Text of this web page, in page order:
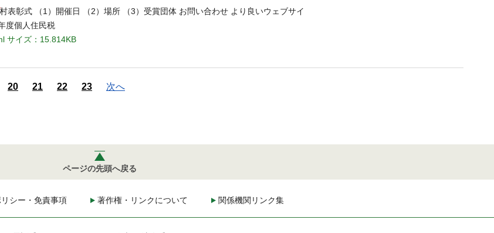
村表彰式 （1）開催日 （2）場所 （3）受賞団体 お問い合わせ より良いウェブサイ
度個人住民税
サイズ：15.814KB
20 21 22 23 次へ
ページの先頭へ戻る
シー・免責事項 著作権・リンクについて 関係機関リンク集